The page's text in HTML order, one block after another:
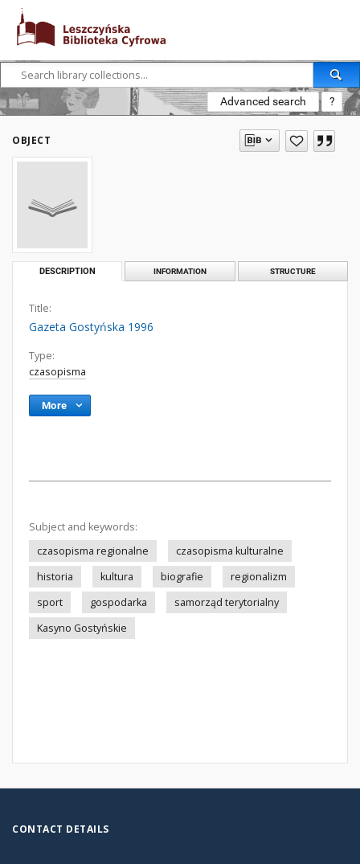
Advanced search ?
OBJECT
DESCRIPTION INFORMATION STRUCTURE
Title:
Gazeta Gostyńska 1996
Type:
czasopisma
More
Subject and keywords:
czasopisma regionalne
czasopisma kulturalne
historia
kultura biografie
regionalizm
sport
gospodarka
samorząd terytorialny
Kasyno Gostyńskie
CONTACT DETAILS